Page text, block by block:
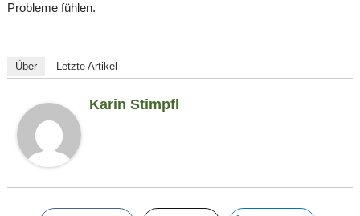
Probleme fühlen.
Über Letzte Artikel
Karin Stimpfl